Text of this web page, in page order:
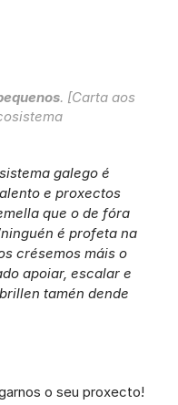
. [Carta aos
galego é
e proxectos
que o de fóra
é profeta na
crésemos máis o
apoiar, escalar e
tamén dende
o seu proxecto!